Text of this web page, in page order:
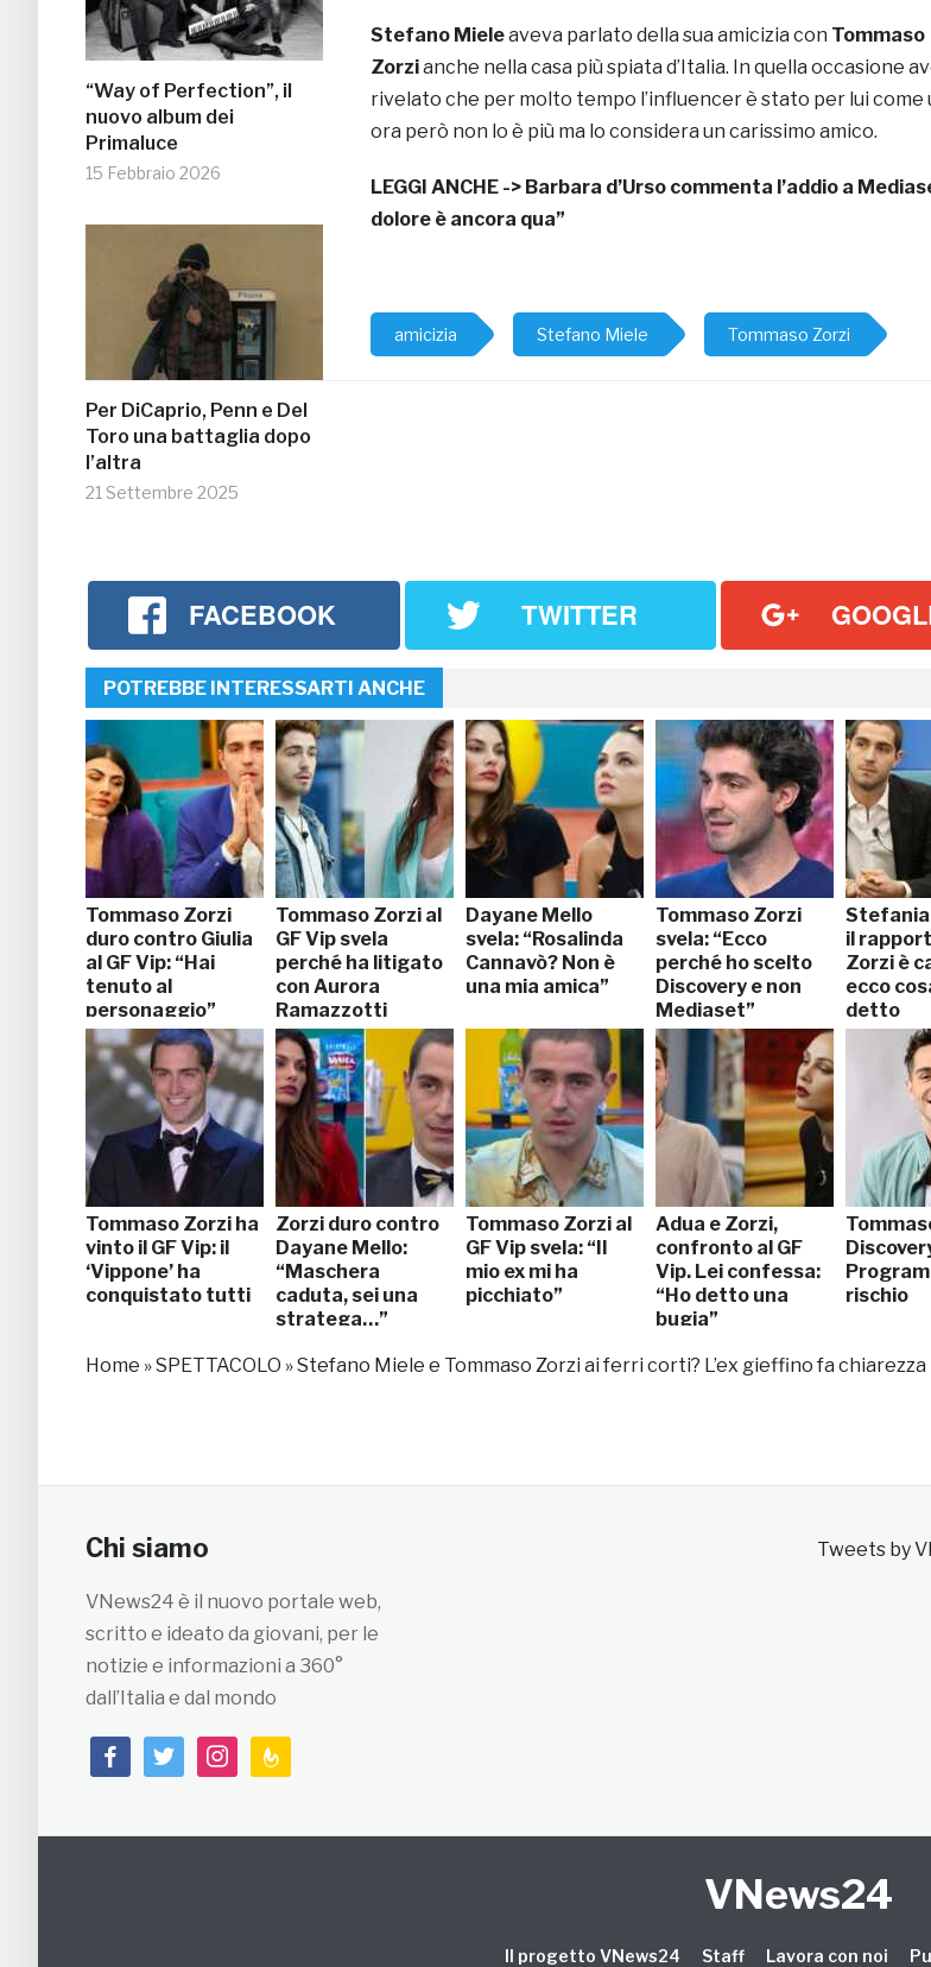
“Way of Perfection”, il
nuovo album dei
Primaluce
15 Febbraio 2026
Per DiCaprio, Penn e Del
Toro una battaglia dopo
l’altra
21 Settembre 2025
Stefano Mieleaveva parlato della sua amicizia con Tommaso
Zorzianche nella casa più spiata d’Italia. In quella occasione
rivelato che per molto tempo l’influencer è stato per lui come
ora però non lo è più ma lo considera un carissimo amico.
LEGGI ANCHE -> Barbara d’Urso commenta l’addio a
dolore è ancora qua”
amicizia Stefano Miele Tommaso Zorzi
FACEBOOK TWITTER
POTREBBE INTERESSARTI ANCHE
Tommaso Zorzi
duro contro Giulia
al GF Vip: “Hai
tenuto al
personaggio”
Tommaso Zorzi al
GF Vip svela
perché ha litigato
con Aurora
Ramazzotti
Dayane Mello
svela: “Rosalinda
Cannavò? Non è
una mia amica”
Tommaso Zorzi
svela: “Ecco
perché ho scelto
Discovery e non
Mediaset”
Stefania
il
Zorzi è
ecco
detto
Tommaso Zorzi ha
vinto il GF Vip: il
‘Vippone’ ha
conquistato tutti
Zorzi duro contro
Dayane Mello:
“Maschera
caduta, sei una
stratega…”
Tommaso Zorzi al
GF Vip svela: “Il
mio ex mi ha
picchiato”
Adua e Zorzi,
confronto al GF
Vip. Lei confessa:
“Ho detto una
bugia”
rischio
Home »SPETTACOLO »Stefano Miele e Tommaso Zorzi ai ferri corti? L’ex gieffino fa chiarezza
Chi siamo
VNews24 è il nuovo portale web,
scritto e ideato da giovani, per le
notizie e informazioni a 360°
dall’Italia e dal mondo
facebooktwitterinstagramfeedburner
Tweets by
VNews24
Il progetto VNews24 Staff Lavora con noi